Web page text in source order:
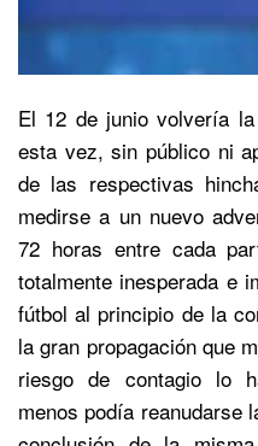
El 12 de junio volvería
esta vez, sin público ni
de las respectivas
medirse a un nuevo
72 horas entre cada
totalmente inesperada e
fútbol al principio de la
la gran propagación que
riesgo de contagio lo
menos podía reanudarse